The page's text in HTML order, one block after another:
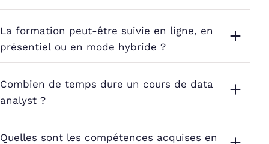
La formation peut-être suivie en ligne, en
présentiel ou en mode hybride ?
Combien de temps dure un cours de data
analyst ?
Quelles sont les compétences acquises en